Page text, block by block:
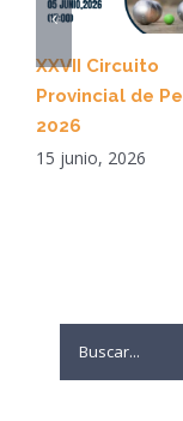
XXVII Circuito
Provincial de
2026
15 junio, 2026
for: